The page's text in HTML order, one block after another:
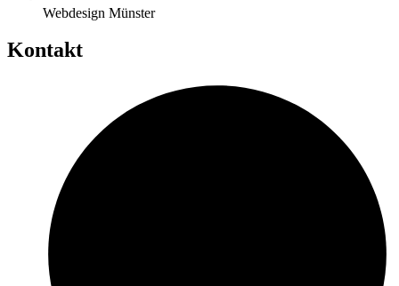
Webdesign Münster
Kontakt